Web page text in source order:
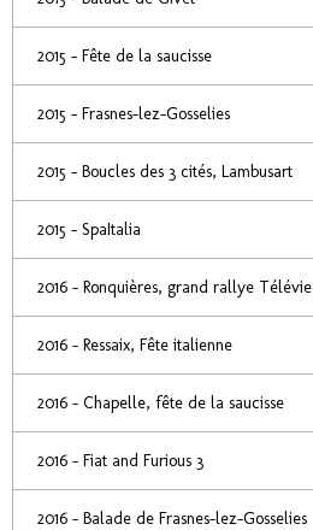
2015 - Fête de la saucisse
2015 - Frasnes-lez-Gosselies
2015 - Boucles des 3 cités, Lambusart
2015 - SpaItalia
2016 - Ronquières, grand rallye Télévie
2016 - Ressaix, Fête italienne
2016 - Chapelle, fête de la saucisse
2016 - Fiat and Furious 3
2016 - Balade de Frasnes-lez-Gosselies